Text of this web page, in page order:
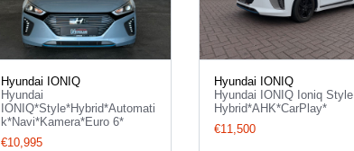
Hyundai IONIQ
Hyundai
IONIQ*Style*Hybrid*Automati
k*Navi*Kamera*Euro 6*
€10,995
Hyundai IONIQ
Hyundai IONIQ Ioniq Style
Hybrid*AHK*CarPlay*
€11,500